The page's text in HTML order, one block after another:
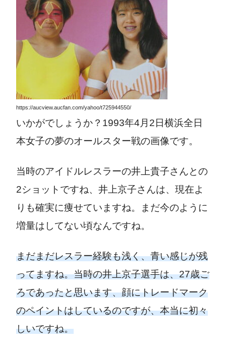
https://aucview.aucfan.com/yahoo/t725944550/
いかがでしょうか？1993年4月2日横浜全日
本女子の夢のオールスター戦の画像です。
当時のアイドルレスラーの井上貴子さんとの
2ショットですね、井上京子さんは、現在よ
りも確実に痩せていますね。まだ今のように
増量はしてない頃なんですね。
まだまだレスラー経験も浅く、青い感じが残
ってますね。当時の井上京子選手は、27歳ご
ろであったと思います、顔にトレードマーク
のペイントはしているのですが、本当に初々
しいですね。